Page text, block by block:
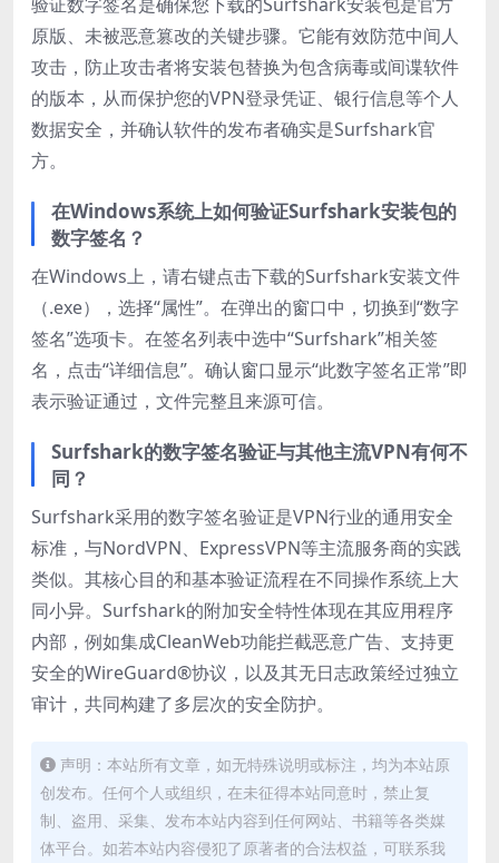
原版、未被恶意篡改的关键步骤。它能有效防范中间人
攻击，防止攻击者将安装包替换为包含病毒或间谍软件
的版本，从而保护您的VPN登录凭证、银行信息等个人
数据安全，并确认软件的发布者确实是Surfshark官
方。
在Windows系统上如何验证Surfshark安装包的
数字签名？
在Windows上，请右键点击下载的Surfshark安装文件
（.exe），选择“属性”。在弹出的窗口中，切换到“数字
签名”选项卡。在签名列表中选中“Surfshark”相关签
名，点击“详细信息”。确认窗口显示“此数字签名正常”即
表示验证通过，文件完整且来源可信。
Surfshark的数字签名验证与其他主流VPN有何不
同？
Surfshark采用的数字签名验证是VPN行业的通用安全
标准，与NordVPN、ExpressVPN等主流服务商的实践
类似。其核心目的和基本验证流程在不同操作系统上大
同小异。Surfshark的附加安全特性体现在其应用程序
内部，例如集成CleanWeb功能拦截恶意广告、支持更
安全的WireGuard®协议，以及其无日志政策经过独立
审计，共同构建了多层次的安全防护。
声明：本站所有文章，如无特殊说明或标注，均为本站原
创发布。任何个人或组织，在未征得本站同意时，禁止复
制、盗用、采集、发布本站内容到任何网站、书籍等各类媒
体平台。如若本站内容侵犯了原著者的合法权益，可联系我